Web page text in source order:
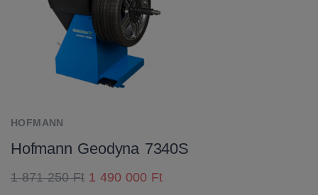
HOFMANN
Hofmann Geodyna 7340S
1 871 250 Ft 1 490 000 Ft